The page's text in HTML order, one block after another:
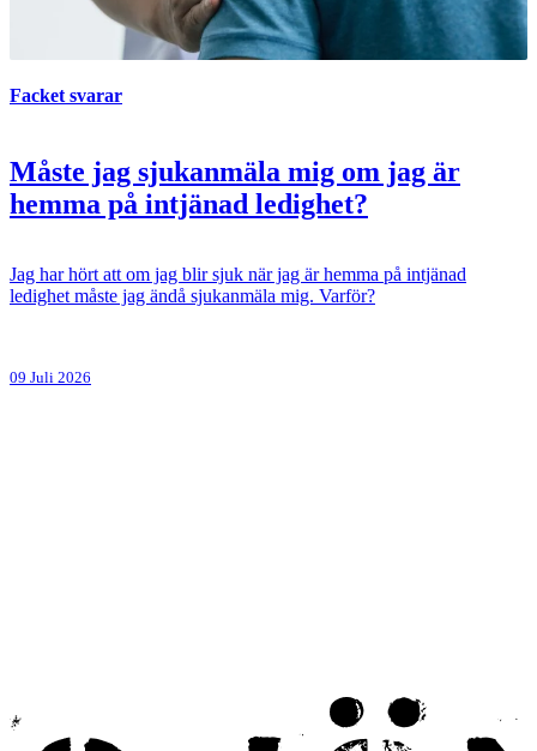
Facket svarar
Måste jag sjukanmäla mig om jag är
hemma på intjänad ledighet?
Jag har hört att om jag blir sjuk när jag är hemma på intjänad
ledighet måste jag ändå sjukanmäla mig. Varför?
09 Juli 2026